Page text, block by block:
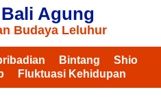
Agung
Budaya Leluhur
Bintang
Shio
Fluktuasi Kehidupan